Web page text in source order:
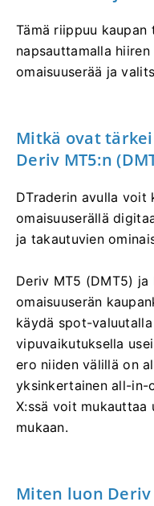
Tämä riippuu
napsauttamalla
omaisuuserää ja
Mitkä ovat
Deriv MT5:n
DTraderin avulla voit
omaisuuserällä
ja takautuvien
Deriv MT5 (DMT5)
omaisuuserän
käydä spot-
vipuvaikutuksella
ero niiden välillä on
yksinkertainen all-in-
X:ssä voit mukauttaa
mukaan.
Miten luon Deriv